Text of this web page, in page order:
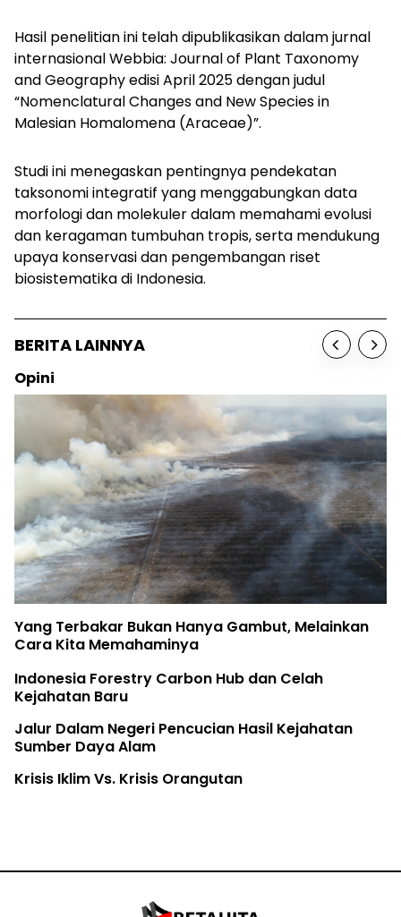
Hasil penelitian ini telah dipublikasikan dalam jurnal
internasionalWebbia: Journal of Plant Taxonomy
and Geography edisi April 2025 dengan judul
“Nomenclatural Changes and New Species in
Malesian Homalomena (Araceae)”.
Studi ini menegaskan pentingnya pendekatan
taksonomi integratif yang menggabungkan data
morfologi dan molekuler dalam memahami evolusi
dan keragaman tumbuhan tropis, serta mendukung
upaya konservasi dan pengembangan riset
biosistematika di Indonesia.
BERITA LAINNYA
Opini
Yang Terbakar Bukan Hanya Gambut, Melainkan
Cara Kita Memahaminya
Indonesia Forestry Carbon Hub dan Celah
Kejahatan Baru
Jalur Dalam Negeri Pencucian Hasil Kejahatan
Sumber Daya Alam
Krisis Iklim Vs. Krisis Orangutan